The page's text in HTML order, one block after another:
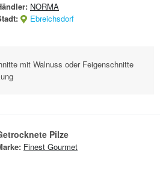
NORMA
Ebreichsdorf
mit Walnuss oder Feigenschnitte
Pilze
Finest Gourmet